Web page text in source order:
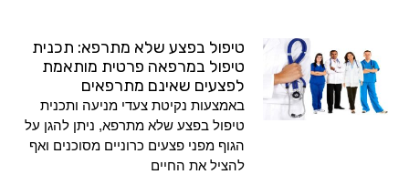
טיפול בפצע שלא מתרפא: תכנית
טיפול במרפאה פרטית מותאמת
לפצעים שאינם מתרפאים
באמצעות נקיטת צעדי מניעה ותכנית
טיפול בפצע שלא מתרפא, ניתן להגן על
הגוף מפני פצעים כרוניים מסוכנים ואף
להציל את החיים